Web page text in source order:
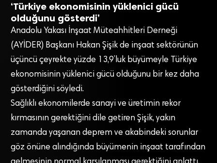
‘Türkiye ekonomisinin yüklenici gücü
olduğunu gösterdi’
Anadolu Yakası İnşaat Müteahhitleri Derneği
(AYİDER) Başkanı Hakan Şişik de inşaat sektörünün
üçüncü çeyrekte yüzde 13,9’luk büyümeyle Türkiye
ekonomisinin yüklenici gücü olduğunu bir kez daha
gösterdiğini söyledi.
Sağlıklı ekonomilerde sanayi ve üretimin rekor
kırmasının gerektiğini dile getiren Şişik, yakın
zamanda yaşanan deprem ve akabindeki sorunlar
göz önüne alındığında büyümenin inşaat tarafından